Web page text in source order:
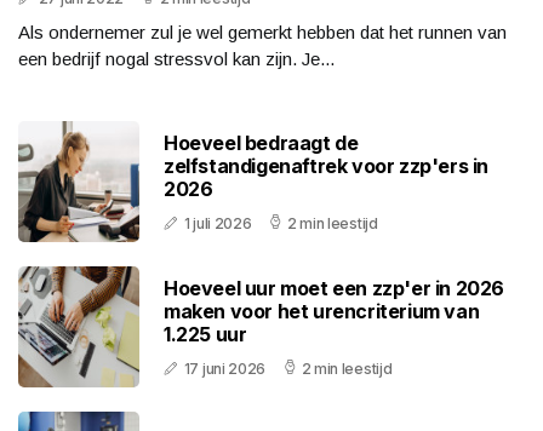
Als ondernemer zul je wel gemerkt hebben dat het runnen van
een bedrijf nogal stressvol kan zijn. Je...
Hoeveel bedraagt de
zelfstandigenaftrek voor zzp'ers in
2026
1 juli 2026 2 min leestijd
Hoeveel uur moet een zzp'er in 2026
maken voor het urencriterium van
1.225 uur
17 juni 2026 2 min leestijd